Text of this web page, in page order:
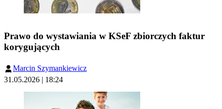
Prawo do wystawiania w KSeF zbiorczych faktur
korygujących
Marcin Szymankiewicz
31.05.2026 | 18:24